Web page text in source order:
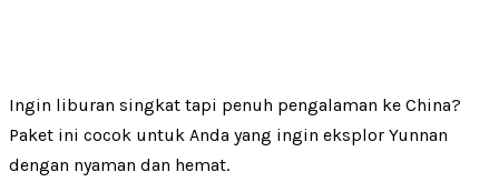
Ingin liburan singkat tapi penuh pengalaman ke China?
Paket ini cocok untuk Anda yang ingin eksplor Yunnan
dengan nyaman dan hemat.